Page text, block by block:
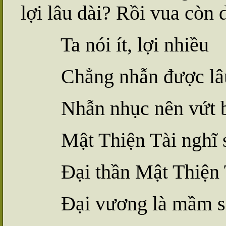
lợi lâu dài? Rồi vua còn
Ta nói ít, lợi nhiều
Chẳng nhẫn được
Nhẫn nhục nên vứt
Mật Thiện Tài nghĩ
Đại thần Mật Thiện
Đại vương là mầm